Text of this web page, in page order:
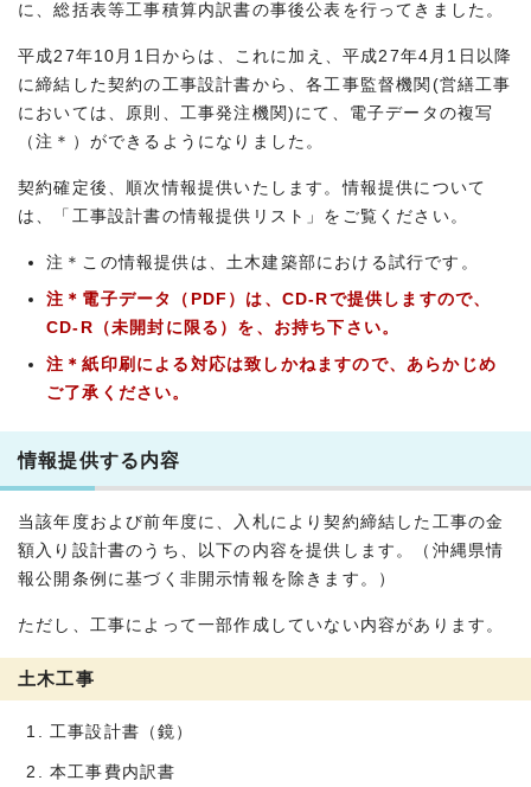
に、総括表等工事積算内訳書の事後公表を行ってきました。
平成27年10月1日からは、これに加え、平成27年4月1日以降
に締結した契約の工事設計書から、各工事監督機関(営繕工事
においては、原則、工事発注機関)にて、電子データの複写
（注＊）ができるようになりました。
契約確定後、順次情報提供いたします。情報提供について
は、「工事設計書の情報提供リスト」をご覧ください。
注＊この情報提供は、土木建築部における試行です。
注＊電子データ（PDF）は、CD-Rで提供しますので、
CD-R（未開封に限る）を、お持ち下さい。
注＊紙印刷による対応は致しかねますので、あらかじめ
ご了承ください。
情報提供する内容
当該年度および前年度に、入札により契約締結した工事の金
額入り設計書のうち、以下の内容を提供します。（沖縄県情
報公開条例に基づく非開示情報を除きます。）
ただし、工事によって一部作成していない内容があります。
土木工事
工事設計書（鏡）
本工事費内訳書